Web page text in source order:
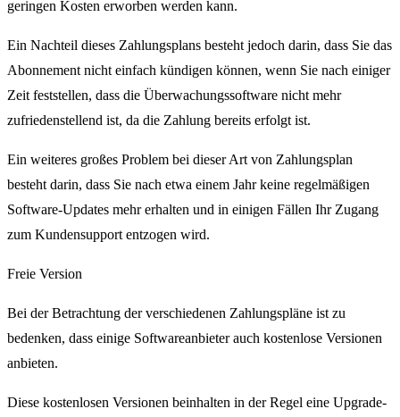
geringen Kosten erworben werden kann.
Ein Nachteil dieses Zahlungsplans besteht jedoch darin, dass Sie das
Abonnement nicht einfach kündigen können, wenn Sie nach einiger
Zeit feststellen, dass die Überwachungssoftware nicht mehr
zufriedenstellend ist, da die Zahlung bereits erfolgt ist.
Ein weiteres großes Problem bei dieser Art von Zahlungsplan
besteht darin, dass Sie nach etwa einem Jahr keine regelmäßigen
Software-Updates mehr erhalten und in einigen Fällen Ihr Zugang
zum Kundensupport entzogen wird.
Freie Version
Bei der Betrachtung der verschiedenen Zahlungspläne ist zu
bedenken, dass einige Softwareanbieter auch kostenlose Versionen
anbieten.
Diese kostenlosen Versionen beinhalten in der Regel eine Upgrade-